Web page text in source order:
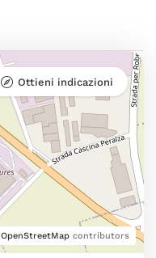
OpenStreetMap contributors
Ottieni indicazioni